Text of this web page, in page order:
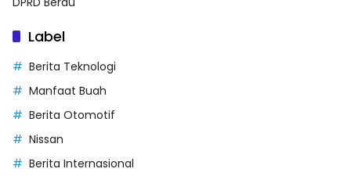
Label
Berita Teknologi
Manfaat Buah
Berita Otomotif
Nissan
Berita Internasional